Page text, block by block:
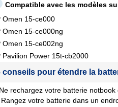
Compatible avec les modèles
Omen 15-ce000
Omen 15-ce000ng
Omen 15-ce002ng
Pavilion Power 15t-cb2000
conseils pour étendre la
rechargez votre batterie notbook
Rangez votre batterie dans un